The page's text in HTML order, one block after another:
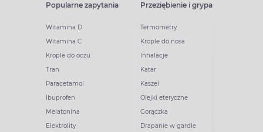
Popularne zapytania
Witamina D
Witamina C
Krople do oczu
Tran
Paracetamol
Ibuprofen
Melatonina
Elektrolity
Przeziębienie i grypa
Termometry
Krople do nosa
Inhalacje
Katar
Kaszel
Olejki eteryczne
Gorączka
Drapanie w gardle